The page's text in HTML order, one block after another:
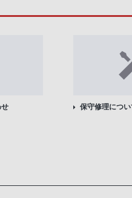
保守修理につい